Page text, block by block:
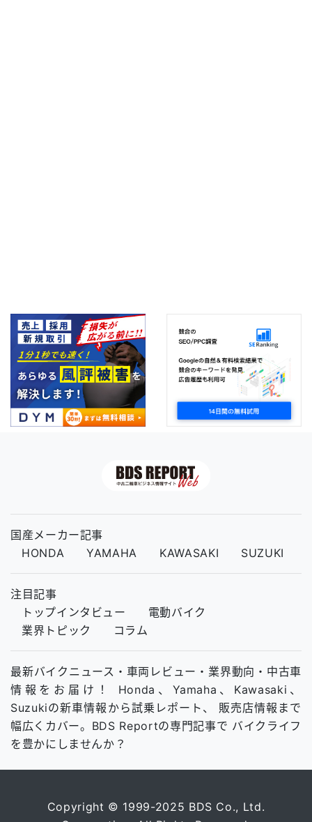
国産メーカー記事
HONDA
YAMAHA KAWASAKI SUZUKI
注目記事
トップインタビュー
電動バイク
業界トピック
コラム
最新バイクニュース・車両レビュー・業界動向・中古車
情報をお届け！ Honda、Yamaha、Kawasaki、
Suzukiの新車情報から試乗レポート、 販売店情報まで
幅広くカバー。BDS Reportの専門記事で バイクライフ
を豊かにしませんか？
Copyright © 1999-2025 BDS Co., Ltd.